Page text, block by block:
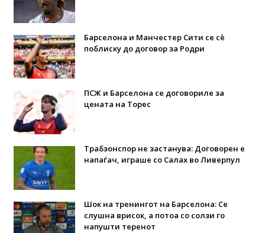
Барселона и Манчестер Сити се сè
поблиску до договор за Родри
ПСЖ и Барселона се договориле за
цената на Торес
Трабзонспор не застанува: Договорен е
напаѓач, играше со Салах во Ливерпул
Шок на тренингот на Барселона: Се
слушна врисок, а потоа со солзи го
напушти теренот